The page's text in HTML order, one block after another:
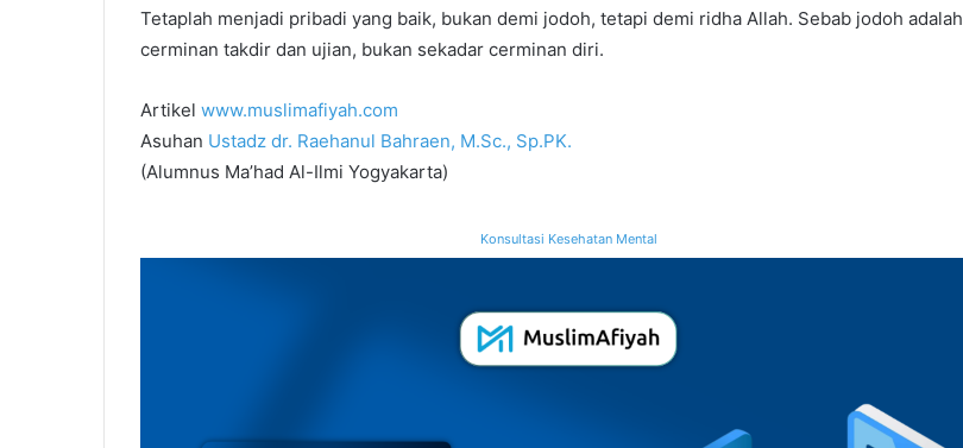
Tetaplah menjadi pribadi yang baik, bukan demi jodoh, tetapi demi ridha Allah. Sebab jodoh adalah
cerminan takdir dan ujian, bukan sekadar cerminan diri.
Artikel www.muslimafiyah.com
Asuhan Ustadz dr. Raehanul Bahraen, M.Sc., Sp.PK.
(Alumnus Ma’had Al-Ilmi Yogyakarta)
Konsultasi Kesehatan Mental